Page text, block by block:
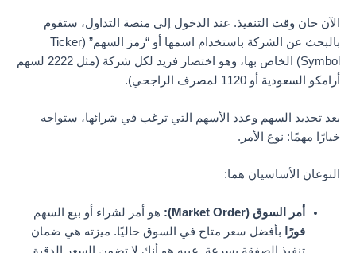
الآن حان وقت التنفيذ. عند الدخول إلى منصة التداول، ستقوم
بالبحث عن الشركة باستخدام اسمها أو “رمز السهم” (Ticker
Symbol) الخاص بها، وهو اختصار فريد لكل شركة (مثل 2222 لسهم
أرامكو السعودية أو 1120 لمصرف الراجحي).
بعد تحديد السهم وعدد الأسهم التي ترغب في شرائها، ستواجه
خيارًا مهمًا: نوع الأمر.
النوعان الأساسيان هما:
أمر السوق (Market Order):
هو أمر لشراء أو بيع السهم
فورًا
بأفضل سعر متاح في السوق حاليًا. ميزته هي ضمان
تنفيذ الصفقة بسرعة. عيبه هو أنك لا تضمن السعر الدقيق